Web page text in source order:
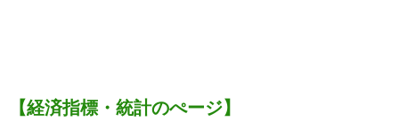
【経済指標・統計のぺージ】